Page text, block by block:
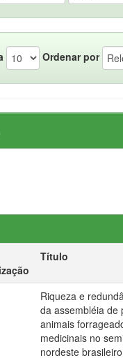
Ordenar por
Título
Riqueza e
da assembléia de
animais
medicinais no
nordeste brasileiro